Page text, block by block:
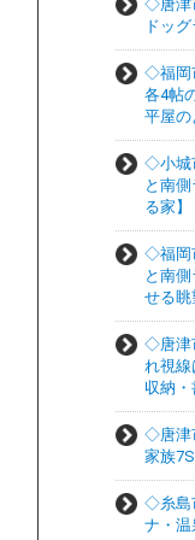
◇唐津
ドッ
◇福岡
各4帖
平屋の
◇小城
と南
る家】
◇福岡
と南
せる眺
◇唐津
れ視線
収納・
◇唐津
家族
◇糸島
ナ・温